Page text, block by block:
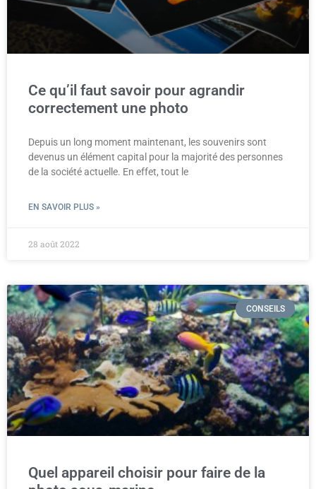
Ce qu’il faut savoir pour agrandir
correctement une photo
Depuis un long moment maintenant, les souvenirs sont
devenus un élément capital pour la majorité des personnes
de la société actuelle. En effet, tout le
EN SAVOIR PLUS »
28 août 2022
CONSEILS
Quel appareil choisir pour faire de la